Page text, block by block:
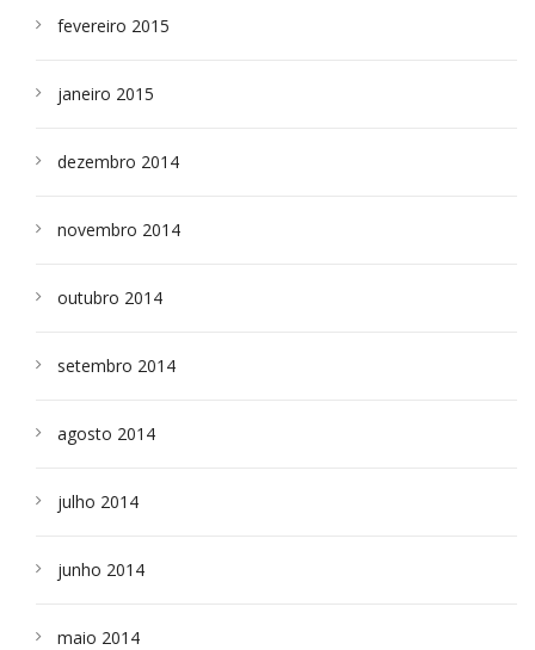
fevereiro 2015
janeiro 2015
dezembro 2014
novembro 2014
outubro 2014
setembro 2014
agosto 2014
julho 2014
junho 2014
maio 2014